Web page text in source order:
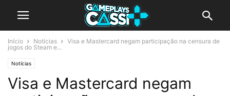
Início Notícias
Visa e Mastercard negam participação na censura de
jogos do Steam e...
Notícias
Visa e Mastercard negam